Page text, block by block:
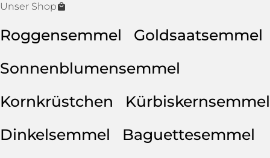
Unser Shop
Roggensemmel
Goldsaatsemmel
Sonnenblumensemmel
Kornkrüstchen
Kürbiskernsemmel
Dinkelsemmel
Baguettesemmel